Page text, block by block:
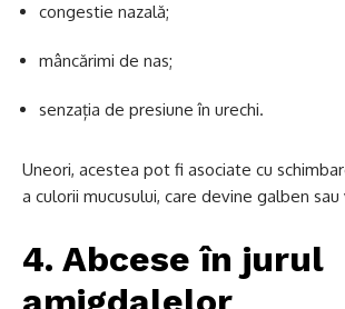
congestie nazală;
mâncărimi de nas;
senzația de presiune în urechi.
Uneori, acestea pot fi asociate cu
a culorii mucusului, care devine galben sau
4. Abcese în jurul